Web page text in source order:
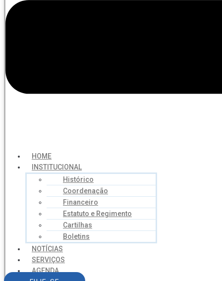
HOME
INSTITUCIONAL
Histórico
Coordenação
Financeiro
Estatuto e Regimento
Cartilhas
Boletins
NOTÍCIAS
SERVIÇOS
AGENDA